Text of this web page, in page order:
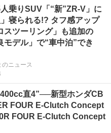
乗りSUV「“新”ZR-V」に
」寝られる!? タフ感アップ
スツーリング」も追加の
モデル」で“車中泊”でき
のニュース
直4”──新型ホンダCB
FOUR E-Clutch Concept
FOUR E-Clutch Concept